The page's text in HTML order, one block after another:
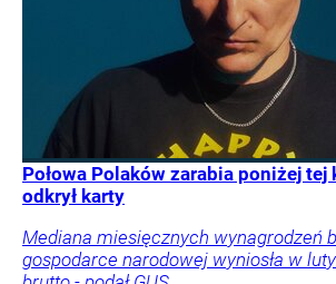
Połowa Polaków zarabia poniżej tej
odkrył karty
Mediana miesięcznych wynagrodzeń
gospodarce narodowej wyniosła w